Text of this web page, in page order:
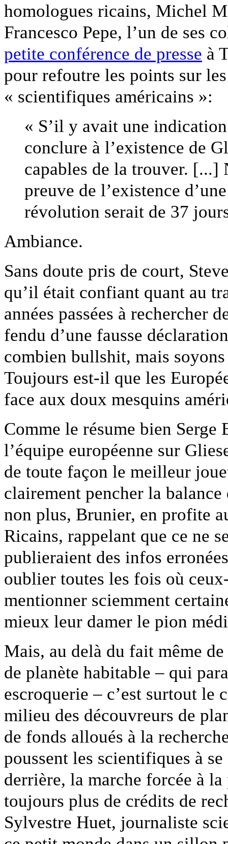
homologues ricains, Michel
Francesco Pepe, l’un de ses
petite conférence de presse à
pour refoutre les points sur
« scientifiques américains »:
« S’il y avait une
conclure à l’existence de
capables de la trouver. [...]
preuve de l’existence
révolution serait de 37
Ambiance.
Sans doute pris de court,
qu’il était confiant quant au
années passées à rechercher
fendu d’une fausse
combien bullshit, mais soyons
Toujours est-il que les
face aux doux mesquins
Comme le résume bien
l’équipe européenne sur
de toute façon le meilleur
clairement pencher la
non plus, Brunier, en profite
Ricains, rappelant que ce ne
publieraient des infos
oublier toutes les fois où
mentionner sciemment
mieux leur damer le pion
Mais, au delà du fait même
de planète habitable – qui
escroquerie – c’est surtout le
milieu des découvreurs de
de fonds alloués à la
poussent les scientifiques à
derrière, la marche forcée à
toujours plus de crédits de
Sylvestre Huet, journaliste